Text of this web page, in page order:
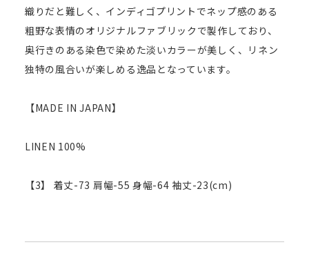
織りだと難しく、インディゴプリントでネップ感のある
粗野な表情のオリジナルファブリックで製作しており、
奥行きのある染色で染めた淡いカラーが美しく、リネン
独特の風合いが楽しめる逸品となっています。
【MADE IN JAPAN】
LINEN 100%
【3】 着丈-73 肩幅-55 身幅-64 袖丈-23(cm)